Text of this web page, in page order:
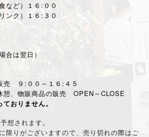
など）１６:００
ンク）１６:３０
合は翌日）
売 ９:００～１６:４５
憩、物販商品の販売 OPEN～CLOSE
おりません。
想されます。
限りがございますので、 売り切れの際はご